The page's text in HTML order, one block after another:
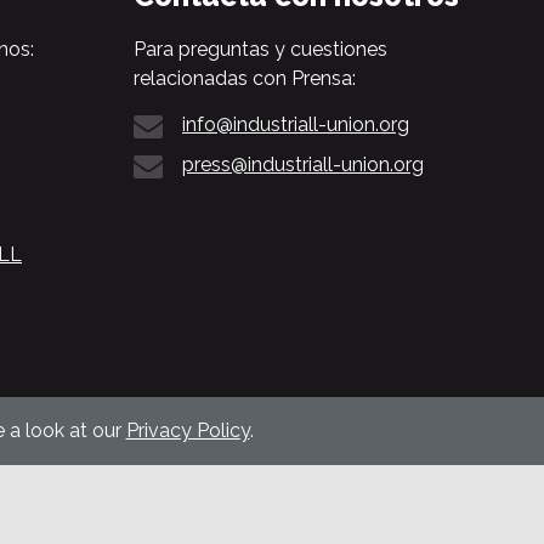
Para preguntas y cuestiones
relacionadas con Prensa:
info@industriall-union.org
press@industriall-union.org
a look at our Privacy Policy.